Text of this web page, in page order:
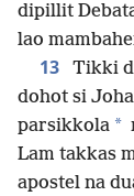
dipillit
lao
13
Tikki
dohot si
parsikkola *
Lam takkas
apostel na